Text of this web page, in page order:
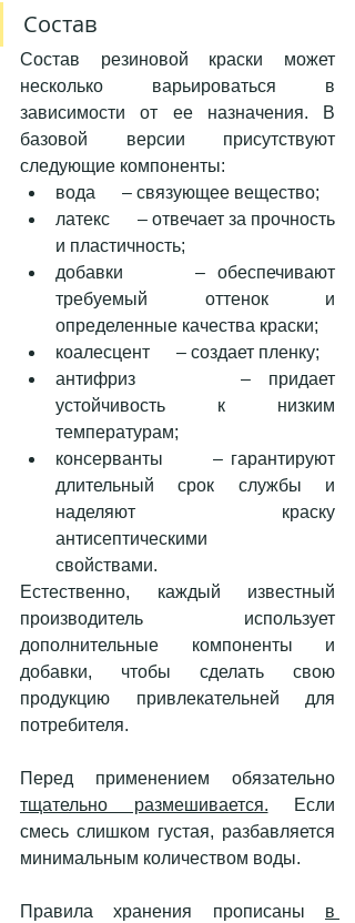
Состав
Состав резиновой краски может
несколько варьироваться в
зависимости от ее назначения. В
базовой версии присутствуют
следующие компоненты:
вода      – связующее вещество;
латекс      – отвечает за прочность
и пластичность;
добавки      – обеспечивают
требуемый оттенок и
определенные качества краски;
коалесцент      – создает пленку;
антифриз      – придает
устойчивость к низким
температурам;
консерванты      – гарантируют
длительный срок службы и
наделяют краску
антисептическими
свойствами.
Естественно, каждый известный
производитель использует
дополнительные компоненты и
добавки, чтобы сделать свою
продукцию привлекательней для
потребителя.
тщательно размешивается. Если
смесь слишком густая, разбавляется
минимальным количеством воды.
Правила хранения прописаны в